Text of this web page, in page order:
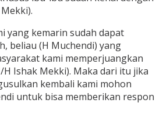
yang kemarin sudah dapat
beliau (H Muchendi) yang
kami memperjuangkan
H Ishak Mekki). Maka dari itu jika
kembali kami mohon
untuk bisa memberikan respon